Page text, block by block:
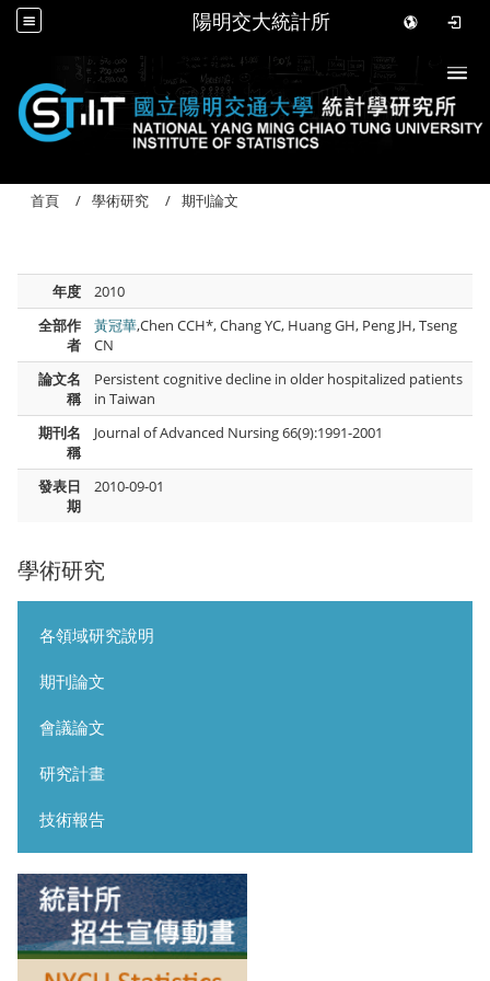
陽明交大統計所
學術研究
各領域研究說明
期刊論文
會議論文
研究計畫
技術報告
首頁 學術研究 期刊論文
年度
2010
全部作
者
黃冠華,Chen CCH*, Chang YC, Huang GH, Peng JH, Tseng
CN
論文名
稱
Persistent cognitive decline in older hospitalized patients
in Taiwan
期刊名
稱
Journal of Advanced Nursing 66(9):1991-2001
發表日
期
2010-09-01